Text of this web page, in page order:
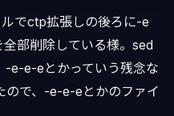
でctp拡張しの後ろに-e
全部削除している様。sed
-e-e-eとかっていう残念な
ので、-e-e-eとかのファイ